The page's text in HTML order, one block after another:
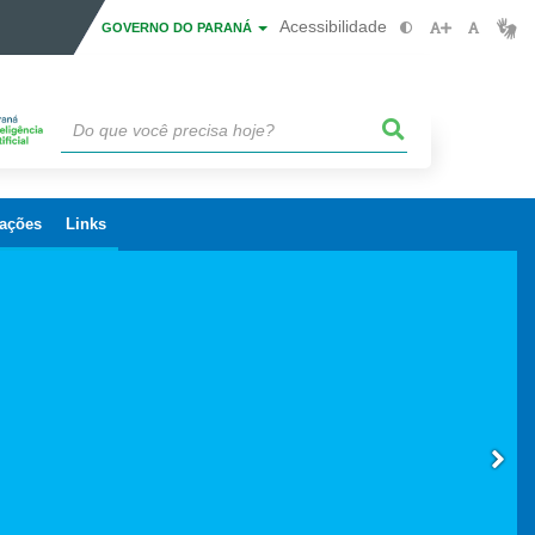
GOVERNO DO PARANÁ Acessibilidade
Links
ELEITORAL
PAISAGÍSTICO